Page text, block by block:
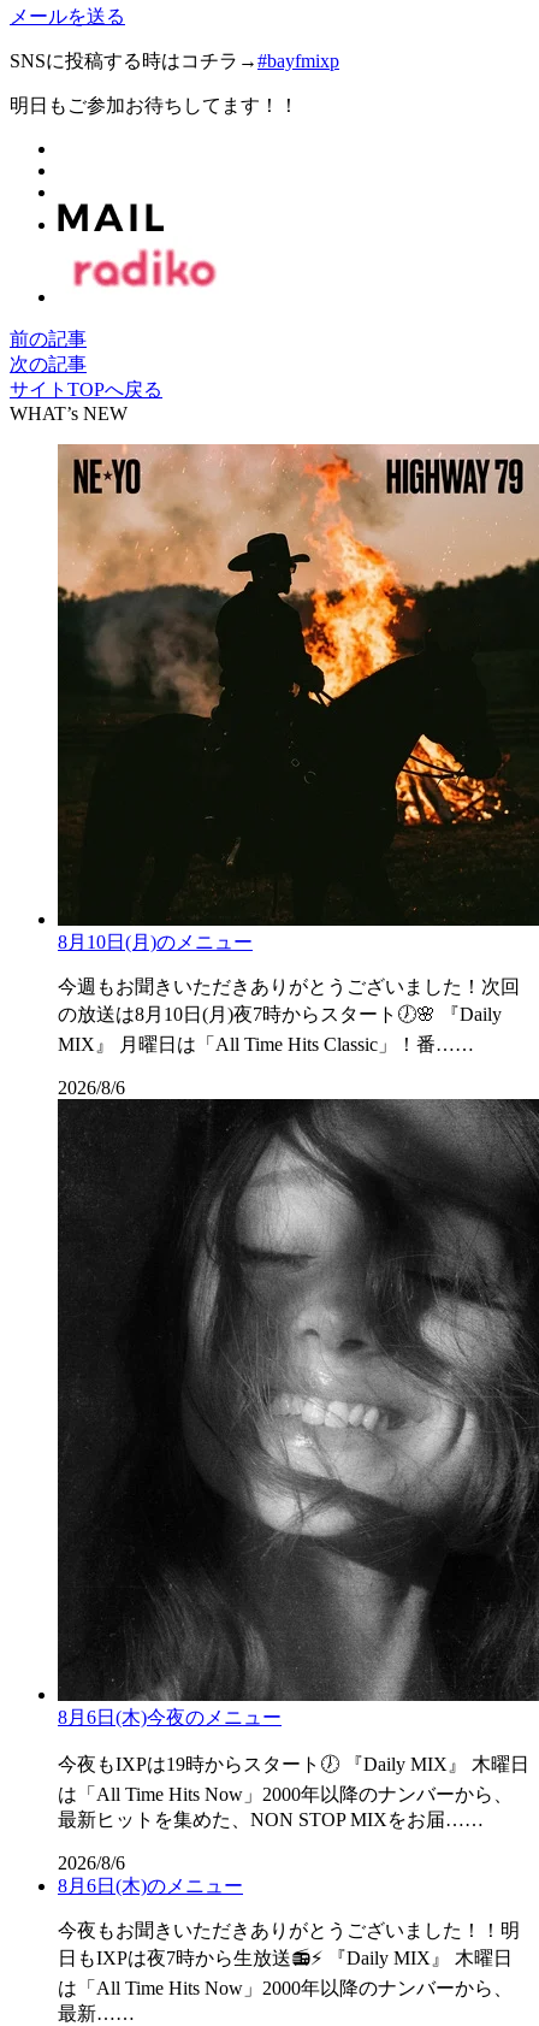
メールを送る
SNSに投稿する時はコチラ→#bayfmixp
明日もご参加お待ちしてます！！
前の記事
次の記事
サイトTOPへ戻る
WHAT’s NEW
8月10日(月)のメニュー
今週もお聞きいただきありがとうございました！次回
の放送は8月10日(月)夜7時からスタート🕖🌸 『Daily
MIX』 月曜日は「All Time Hits Classic」！番……
2026/8/6
8月6日(木)今夜のメニュー
今夜もIXPは19時からスタート🕖 『Daily MIX』 木曜日
は「All Time Hits Now」2000年以降のナンバーから、
最新ヒットを集めた、NON STOP MIXをお届……
2026/8/6
8月6日(木)のメニュー
今夜もお聞きいただきありがとうございました！！明
日もIXPは夜7時から生放送📻⚡ 『Daily MIX』 木曜日
は「All Time Hits Now」2000年以降のナンバーから、
最新……